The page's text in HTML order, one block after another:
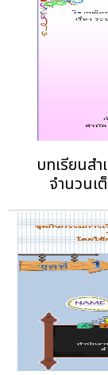
บทเรียนส
จำนวนเ